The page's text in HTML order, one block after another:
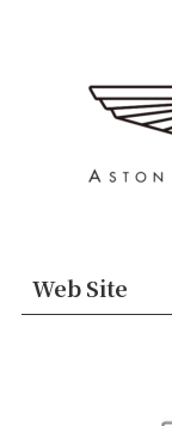
Web Site